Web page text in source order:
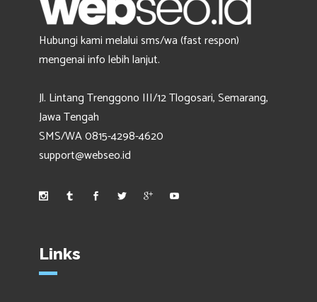
Hubungi kami melalui sms/wa (fast respon)
mengenai info lebih lanjut.
Jl. Lintang Trenggono III/12 Tlogosari, Semarang,
Jawa Tengah
SMS/WA 0815-4298-4620
support@webseo.id
Links